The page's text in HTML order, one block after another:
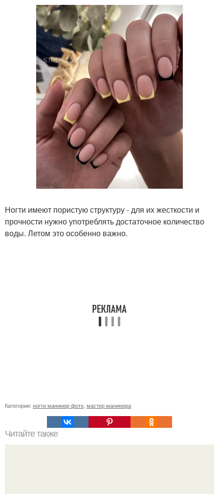
Ногти имеют пористую структуру - для их жесткости и
прочности нужно употреблять достаточное количество
воды. Летом это особенно важно.
Категории: ногти маникюр фото мастер маникюра
Читайте также